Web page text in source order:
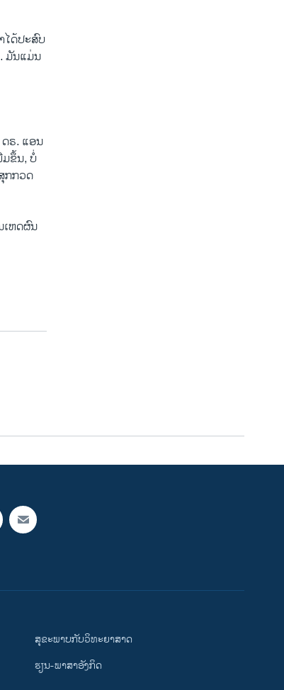
ໄດ້ປະສົບ
ມັນແມ່ນ
ຣ. ແອນ
ຂຶ້ນ, ບໍ່
ກກວດ
ເຫດຜົນ
ສຸຂະພາບກັບວິທະຍາສາດ
ຮຽນ-ພາສາອັງກິດ